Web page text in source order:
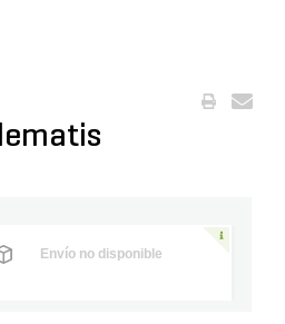
Envío no disponible